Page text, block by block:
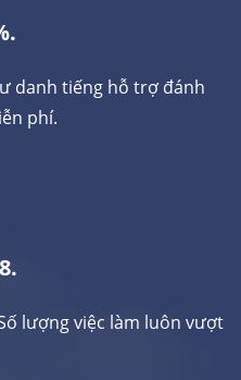
danh tiếng hỗ trợ đánh
phí.
lượng việc làm luôn vượt